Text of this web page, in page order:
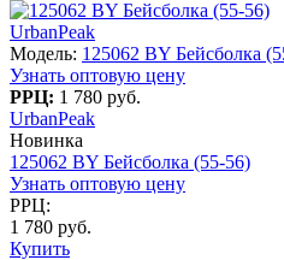
UrbanPeak
Модель: 125062 BY Бейсболка
Узнать оптовую цену
РРЦ: 1 780 руб.
UrbanPeak
Новинка
125062 BY Бейсболка (55-56)
Узнать оптовую цену
РРЦ:
1 780 руб.
Купить